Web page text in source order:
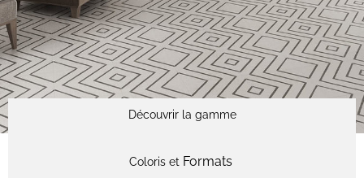
Découvrir la gamme
Coloris et Formats